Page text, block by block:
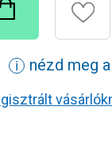
ℹ nézd meg